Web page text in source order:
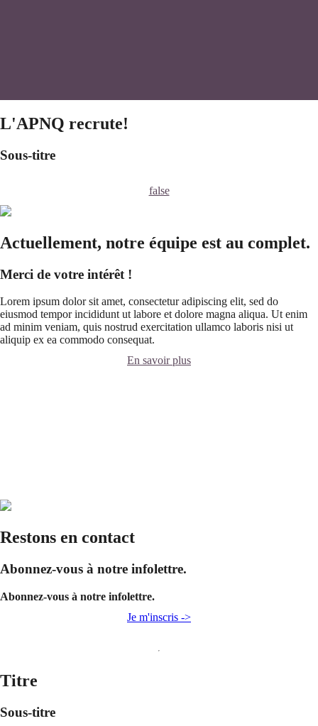
L'APNQ recrute!
Sous-titre
false
Actuellement, notre équipe est au complet.
Merci de votre intérêt !
Lorem ipsum dolor sit amet, consectetur adipiscing elit, sed do
eiusmod tempor incididunt ut labore et dolore magna aliqua. Ut enim
ad minim veniam, quis nostrud exercitation ullamco laboris nisi ut
aliquip ex ea commodo consequat.
En savoir plus
Restons en contact
Abonnez-vous à notre infolettre.
Abonnez-vous à notre infolettre.
Je m'inscris ->
Titre
Sous-titre